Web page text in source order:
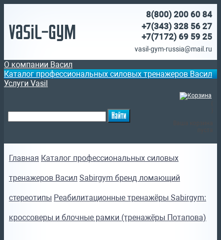
Vasil-Gym
8(800) 200 60 84
+7(343) 328 56 27
+7(7172) 69 59 25
vasil-gym-russia@mail.ru
О компании Васил
Каталог профессиональных силовых тренажеров Васил
Услуги Vasil
Главная Каталог профессиональных силовых
тренажеров Васил Sabirgym бренд ломающий
стереотипы Реабилитационные тренажёры Sabirgym:
кроссоверы и блочные рамки (тренажёры Потапова)